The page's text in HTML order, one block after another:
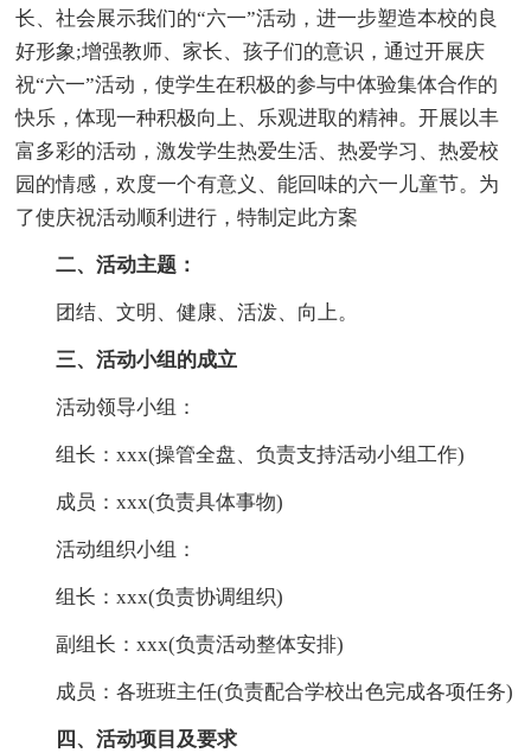
长、社会展示我们的“六一”活动，进一步塑造本校的良
好形象;增强教师、家长、孩子们的意识，通过开展庆
祝“六一”活动，使学生在积极的参与中体验集体合作的
快乐，体现一种积极向上、乐观进取的精神。开展以丰
富多彩的活动，激发学生热爱生活、热爱学习、热爱校
园的情感，欢度一个有意义、能回味的六一儿童节。为
了使庆祝活动顺利进行，特制定此方案
二、活动主题：
团结、文明、健康、活泼、向上。
三、活动小组的成立
活动领导小组：
组长：xxx(操管全盘、负责支持活动小组工作)
成员：xxx(负责具体事物)
活动组织小组：
组长：xxx(负责协调组织)
副组长：xxx(负责活动整体安排)
成员：各班班主任(负责配合学校出色完成各项任务)
四、活动项目及要求